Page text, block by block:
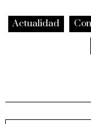
Actualidad